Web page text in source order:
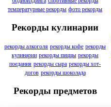
температурные рекорды фото рекорды
Рекорды кулинарии
рекорды алкоголя рекорды кофе рекорды
кулинарии рекорды пиццы рекорды
поедания рекорды сыра рекорды хот-
догов рекорды шоколада
Рекорды предметов